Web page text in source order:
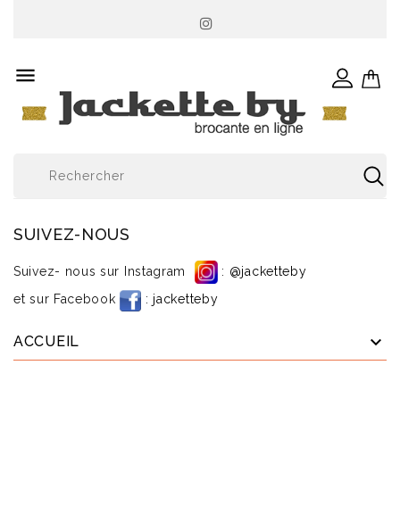

SUIVEZ-NOUS
Suivez- nous sur Instagram : @jacketteby
et sur Facebook
: jacketteby
ACCUEIL 